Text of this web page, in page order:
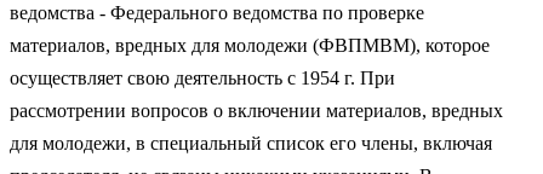
ведомства - Федерального ведомства по проверке
материалов, вредных для молодежи (ФВПМВМ), которое
осуществляет свою деятельность с 1954 г. При
рассмотрении вопросов о включении материалов, вредных
для молодежи, в специальный список его члены, включая